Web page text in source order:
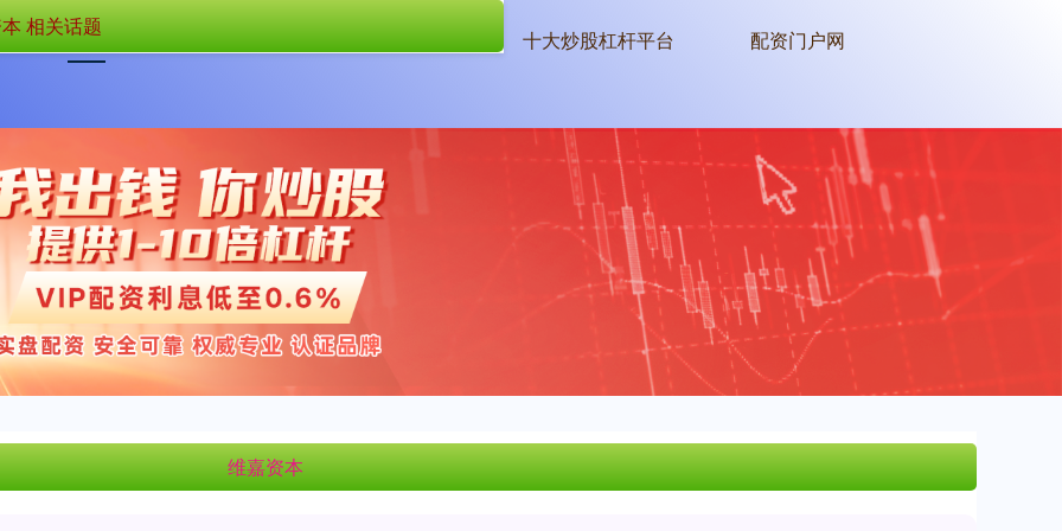
首页 维嘉资本 国内在线配资 十大炒股杠杆平台 配资门户网
维嘉资本
相关话题